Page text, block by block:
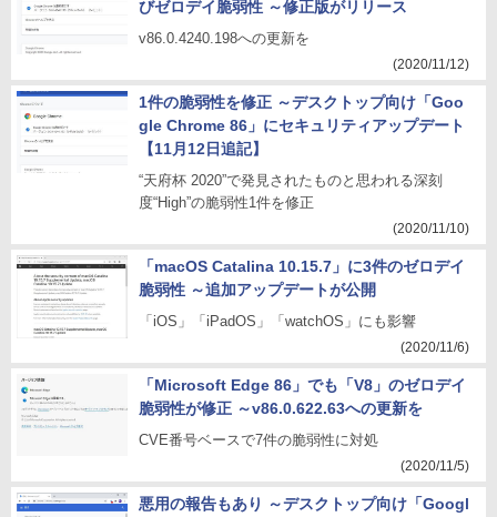
びゼロデイ脆弱性 ～修正版がリリース
v86.0.4240.198への更新を
(2020/11/12)
1件の脆弱性を修正 ～デスクトップ向け「Goo
gle Chrome 86」にセキュリティアップデート
【11月12日追記】
“天府杯 2020”で発見されたものと思われる深刻
度“High”の脆弱性1件を修正
(2020/11/10)
「macOS Catalina 10.15.7」に3件のゼロデイ
脆弱性 ～追加アップデートが公開
「iOS」「iPadOS」「watchOS」にも影響
(2020/11/6)
「Microsoft Edge 86」でも「V8」のゼロデイ
脆弱性が修正 ～v86.0.622.63への更新を
CVE番号ベースで7件の脆弱性に対処
(2020/11/5)
悪用の報告もあり ～デスクトップ向け「Googl